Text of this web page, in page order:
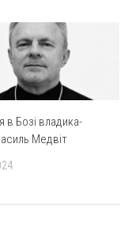
в Бозі владика-
Медвіт